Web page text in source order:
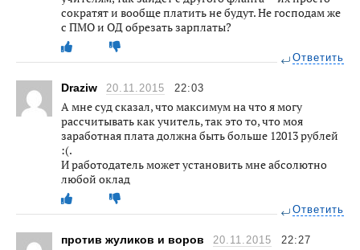
сократят и вообще платить не будут. Не господам же
с ПМО и ОД обрезать зарплаты?
Ответить
Draziw 20.11.2015 22:03
А мне суд сказал, что максимум на что я могу
рассчитывать как учитель, так это то, что моя
заработная плата должна быть больше 12013 рублей
:(.
И работодатель может установить мне абсолютно
любой оклад
Ответить
против жуликов и воров 20.11.2015 22:27